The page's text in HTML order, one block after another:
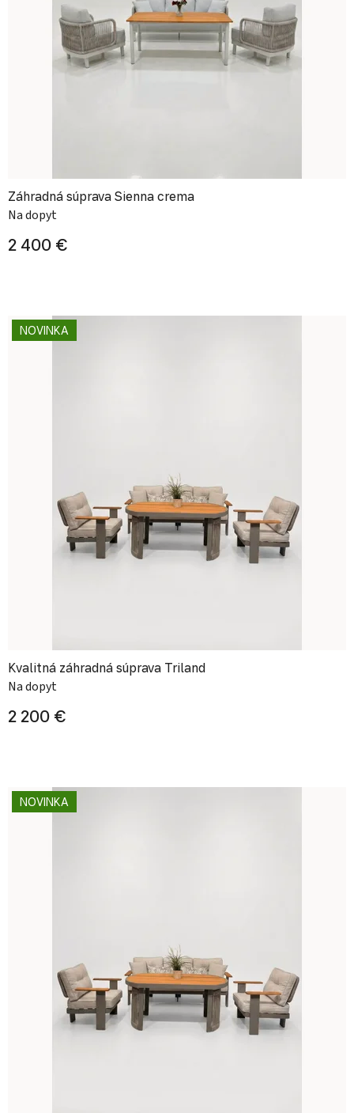
Záhradná súprava Sienna crema
Na dopyt
2 400 €
NOVINKA
Kvalitná záhradná súprava Triland
Na dopyt
2 200 €
NOVINKA